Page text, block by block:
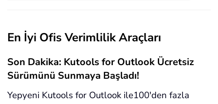
En İyi Ofis Verimlilik Araçları
Son Dakika: Kutools for Outlook Ücretsiz
Sürümünü Sunmaya Başladı!
Yepyeni Kutools for Outlook ile100'den fazla